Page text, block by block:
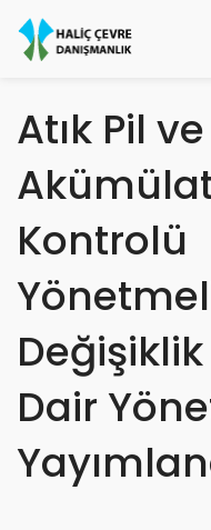
Atık Pil ve
Kontrolü
Dair